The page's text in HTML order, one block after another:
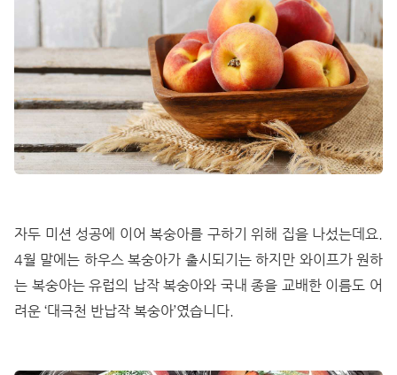
자두 미션 성공에 이어 복숭아를 구하기 위해 집을 나섰는데요.
4월 말에는 하우스 복숭아가 출시되기는 하지만 와이프가 원하
는 복숭아는 유럽의 납작 복숭아와 국내 종을 교배한 이름도 어
려운 ‘대극천 반납작 복숭아’였습니다.